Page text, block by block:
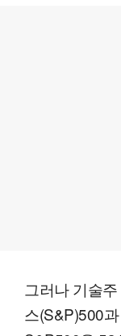
그러나 기술
스(S&P)500